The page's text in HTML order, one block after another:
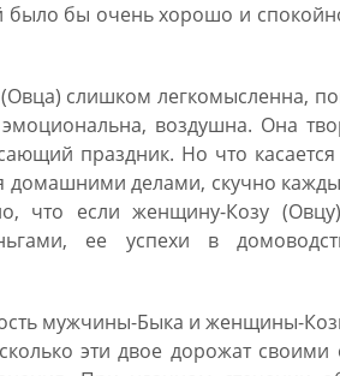
было бы очень хорошо и
слишком легкомысленна,
воздушна. Она
праздник. Но что
домашними делами, скучно
что если женщину-Козу
ее успехи в
мужчины-Быка и женщины-
эти двое дорожат